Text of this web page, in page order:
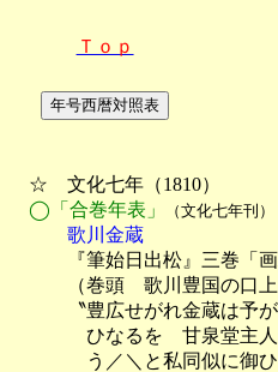
Ｔｏｐ
☆　文化七年（1810）
◯「合巻年表」
（文化七年刊）
歌川金蔵
『筆始日出松』三巻「画工
（巻頭　歌川豊国の口上
〝豊広せがれ金蔵は予が門
ひなるを　甘泉堂主人がこ
う／＼と私同似に御ひゐ